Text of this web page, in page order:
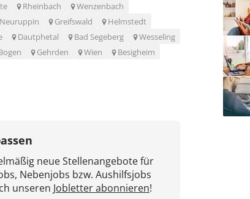
Rheinbach
Wenzenbach
Neuruppin Greifswald
Helmstedt
Dautphetal Bad Segeberg
Wesseling
Gehrden Wien
Besigheim
neue Stellenangebote für
Nebenjobs bzw. Aushilfsjobs
unseren Jobletter abonnieren!